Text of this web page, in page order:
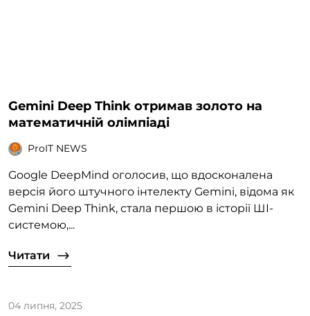
Gemini Deep Think отримав золото на
математичній олімпіаді
ProIT NEWS
Google DeepMind оголосив, що вдосконалена
версія його штучного інтелекту Gemini, відома як
Gemini Deep Think, стала першою в історії ШІ-
системою,...
Читати
04 липня, 2025